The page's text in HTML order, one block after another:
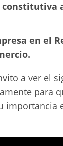
constitutiva
en el
a ver el
para
importancia